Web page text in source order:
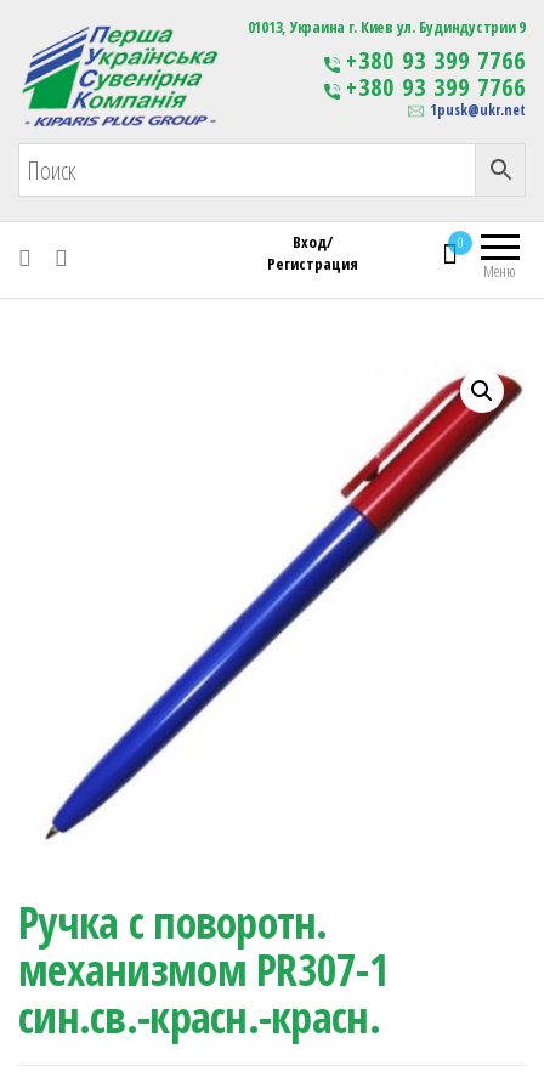
Первая Украинская Сувенирная Компания Изготовление
сувенирной продукции
с логотипом
01013, Украина г. Киев ул. Будиндустрии 9
+380 93 399 7766
+380 93 399 7766
1pusk@ukr.net
Меню
0
Вход/
Регистрация
Ручка с поворотн.
механизмом PR307-1
син.св.-красн.-красн.